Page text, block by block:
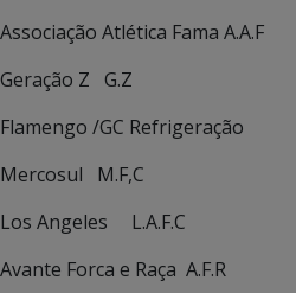
Associação Atlética Fama A.A.F
Geração Z G.Z
Flamengo /GC Refrigeração
Mercosul M.F,C
Los Angeles L.A.F.C
Avante Forca e Raça A.F.R